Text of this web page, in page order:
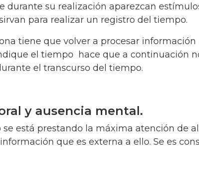
su realización aparezcan
para realizar un registro del tiempo.
tiene que volver a procesar información
el tiempo hace que a continuación
el transcurso del tiempo.
y ausencia mental.
está prestando la máxima atención de
que es externa a ello. Se es